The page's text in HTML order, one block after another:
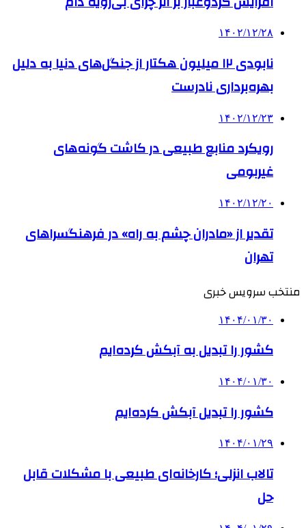
۱۴۰۲/۱۲/۲۸
نابودی ۱۲ میلیون هکتار از جنگل‌های دنیا به دلیل
بهره‌برداری نادرست
۱۴۰۲/۱۲/۲۳
رویکرد منابع طبیعی در کاشت گونه‌های
غیربومی
۱۴۰۲/۱۲/۲۰
تقدیر از «مادران چشم به راه» در فرهنگسراهای
تهران
منتخب سرویس خبری
۱۴۰۴/۰۱/۳۰
کشور را تبدیل به آبکش کرده‌ایم
۱۴۰۴/۰۱/۳۰
کشور را تبدیل آبکش کرده‌ایم
۱۴۰۴/۰۱/۲۹
تالاب انزلی؛ کارخانه‌ای طبیعی با مشکلات قابل
حل